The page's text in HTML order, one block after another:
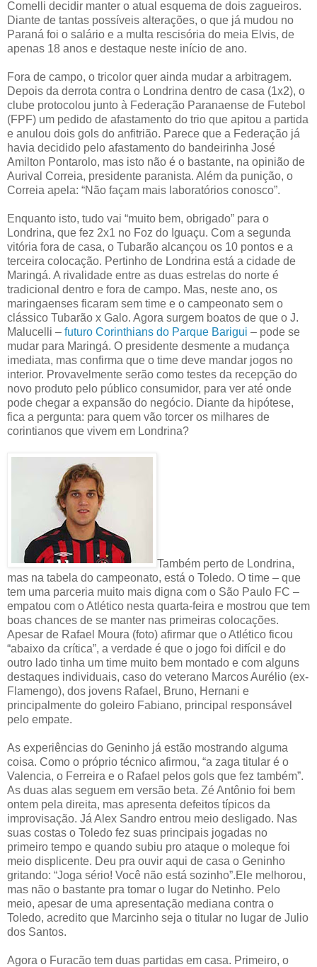
Comelli decidir manter o atual esquema de dois zagueiros.
Diante de tantas possíveis alterações, o que já mudou no
Paraná foi o salário e a multa rescisória do meia Elvis, de
apenas 18 anos e destaque neste início de ano.
Fora de campo, o tricolor quer ainda mudar a arbitragem.
Depois da derrota contra o Londrina dentro de casa (1x2), o
clube protocolou junto à Federação Paranaense de Futebol
(FPF) um pedido de afastamento do trio que apitou a partida
e anulou dois gols do anfitrião. Parece que a Federação já
havia decidido pelo afastamento do bandeirinha José
Amilton Pontarolo, mas isto não é o bastante, na opinião de
Aurival Correia, presidente paranista. Além da punição, o
Correia apela: “Não façam mais laboratórios conosco”.
Enquanto isto, tudo vai “muito bem, obrigado” para o
Londrina, que fez 2x1 no Foz do Iguaçu. Com a segunda
vitória fora de casa, o Tubarão alcançou os 10 pontos e a
terceira colocação. Pertinho de Londrina está a cidade de
Maringá. A rivalidade entre as duas estrelas do norte é
tradicional dentro e fora de campo. Mas, neste ano, os
maringaenses ficaram sem time e o campeonato sem o
clássico Tubarão x Galo. Agora surgem boatos de que o J.
Malucelli – futuro Corinthians do Parque Barigui – pode se
mudar para Maringá. O presidente desmente a mudança
imediata, mas confirma que o time deve mandar jogos no
interior. Provavelmente serão como testes da recepção do
novo produto pelo público consumidor, para ver até onde
pode chegar a expansão do negócio. Diante da hipótese,
fica a pergunta: para quem vão torcer os milhares de
corintianos que vivem em Londrina?
Também perto de Londrina,
mas na tabela do campeonato, está o Toledo. O time – que
tem uma parceria muito mais digna com o São Paulo FC –
empatou com o Atlético nesta quarta-feira e mostrou que tem
boas chances de se manter nas primeiras colocações.
Apesar de Rafael Moura (foto) afirmar que o Atlético ficou
“abaixo da crítica”, a verdade é que o jogo foi difícil e do
outro lado tinha um time muito bem montado e com alguns
destaques individuais, caso do veterano Marcos Aurélio (ex-
Flamengo), dos jovens Rafael, Bruno, Hernani e
principalmente do goleiro Fabiano, principal responsável
pelo empate.
As experiências do Geninho já estão mostrando alguma
coisa. Como o próprio técnico afirmou, “a zaga titular é o
Valencia, o Ferreira e o Rafael pelos gols que fez também”.
As duas alas seguem em versão beta. Zé Antônio foi bem
ontem pela direita, mas apresenta defeitos típicos da
improvisação. Já Alex Sandro entrou meio desligado. Nas
suas costas o Toledo fez suas principais jogadas no
primeiro tempo e quando subiu pro ataque o moleque foi
meio displicente. Deu pra ouvir aqui de casa o Geninho
gritando: “Joga sério! Você não está sozinho”.Ele melhorou,
mas não o bastante pra tomar o lugar do Netinho. Pelo
meio, apesar de uma apresentação mediana contra o
Toledo, acredito que Marcinho seja o titular no lugar de Julio
dos Santos.
Agora o Furacão tem duas partidas em casa. Primeiro, o